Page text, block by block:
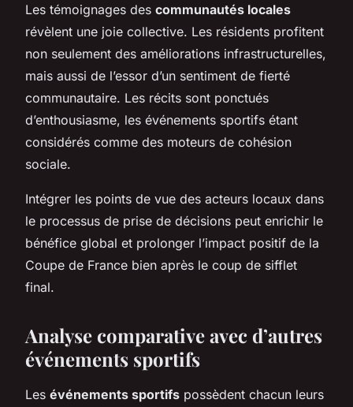
Les témoignages des communautés locales
révèlent une joie collective. Les résidents profitent
non seulement des améliorations infrastructurelles,
mais aussi de l’essor d’un sentiment de fierté
communautaire. Les récits sont ponctués
d’enthousiasme, les événements sportifs étant
considérés comme des moteurs de cohésion
sociale.
Intégrer les points de vue des acteurs locaux dans
le processus de prise de décisions peut enrichir le
bénéfice global et prolonger l’impact positif de la
Coupe de France bien après le coup de sifflet
final.
Analyse comparative avec d’autres
événements sportifs
Les événements sportifs possèdent chacun leurs